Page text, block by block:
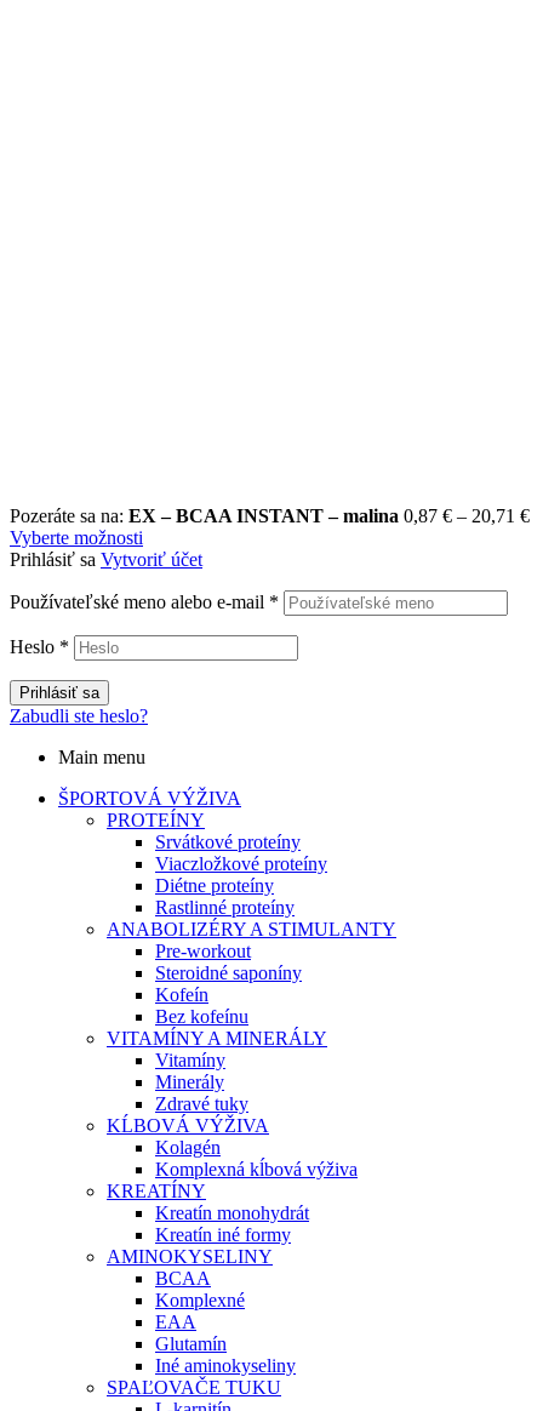
Pozeráte sa na: EX – BCAA INSTANT – malina 0,87 € – 20,71 €
Vyberte možnosti
Prihlásiť sa Vytvoriť účet
Používateľské meno alebo e-mail *
Heslo *
Prihlásiť sa
Zabudli ste heslo?
Main menu
ŠPORTOVÁ VÝŽIVA
PROTEÍNY
Srvátkové proteíny
Viaczložkové proteíny
Diétne proteíny
Rastlinné proteíny
ANABOLIZÉRY A STIMULANTY
Pre-workout
Steroidné saponíny
Kofeín
Bez kofeínu
VITAMÍNY A MINERÁLY
Vitamíny
Minerály
Zdravé tuky
KĹBOVÁ VÝŽIVA
Kolagén
Komplexná kĺbová výživa
KREATÍNY
Kreatín monohydrát
Kreatín iné formy
AMINOKYSELINY
BCAA
Komplexné
EAA
Glutamín
Iné aminokyseliny
SPAĽOVAČE TUKU